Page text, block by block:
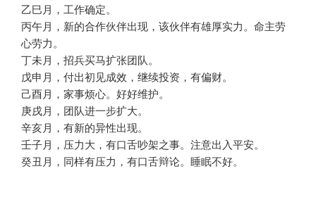
乙巳月，工作确定。
丙午月，新的合作伙伴出现，该伙伴有雄厚实力。命主劳
心劳力。
丁未月，招兵买马扩张团队。
戊申月，付出初见成效，继续投资，有偏财。
己酉月，家事烦心。好好维护。
庚戌月，团队进一步扩大。
辛亥月，有新的异性出现。
壬子月，压力大，有口舌吵架之事。注意出入平安。
癸丑月，同样有压力，有口舌辩论。睡眠不好。